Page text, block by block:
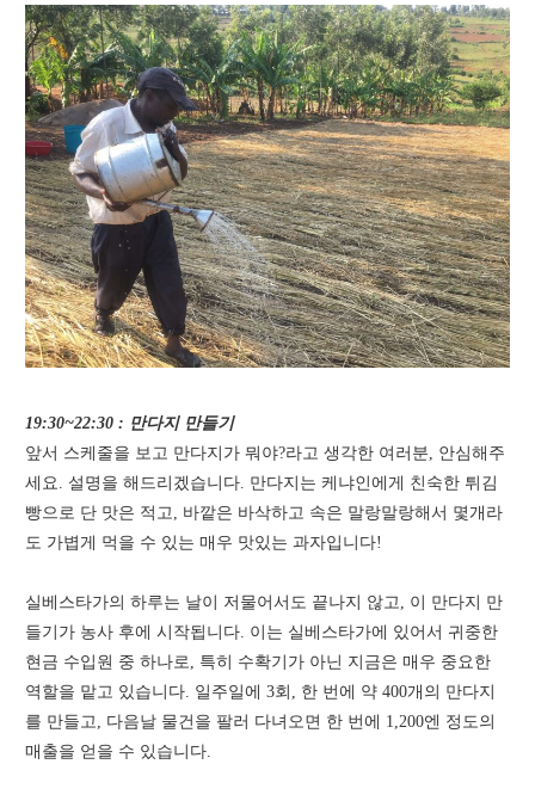
19:30~22:30 : 만다지 만들기
앞서 스케줄을 보고 만다지가 뭐야?라고 생각한 여러분, 안심해주
세요. 설명을 해드리겠습니다. 만다지는 케냐인에게 친숙한 튀김
빵으로 단 맛은 적고, 바깥은 바삭하고 속은 말랑말랑해서 몇개라
도 가볍게 먹을 수 있는 매우 맛있는 과자입니다!
실베스타가의 하루는 날이 저물어서도 끝나지 않고, 이 만다지 만
들기가 농사 후에 시작됩니다. 이는 실베스타가에 있어서 귀중한
현금 수입원 중 하나로, 특히 수확기가 아닌 지금은 매우 중요한
역할을 맡고 있습니다. 일주일에 3회, 한 번에 약 400개의 만다지
를 만들고, 다음날 물건을 팔러 다녀오면 한 번에 1,200엔 정도의
매출을 얻을 수 있습니다.